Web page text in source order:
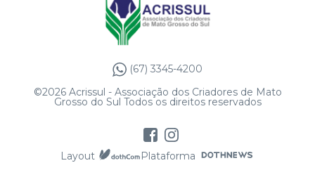
(67) 3345-4200
©2026 Acrissul - Associação dos Criadores de Mato
Grosso do Sul Todos os direitos reservados
Layout Plataforma